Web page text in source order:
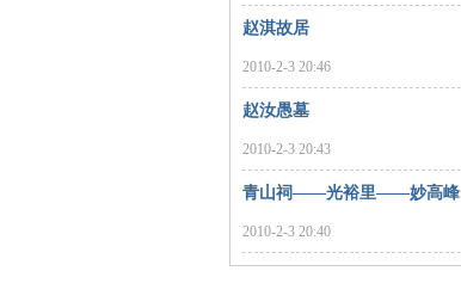
长
赵淇故居
2010-2-3 20:46
赵汝愚墓
2010-2-3 20:43
青山祠——光裕里——妙高峰
2010-2-3 20:40